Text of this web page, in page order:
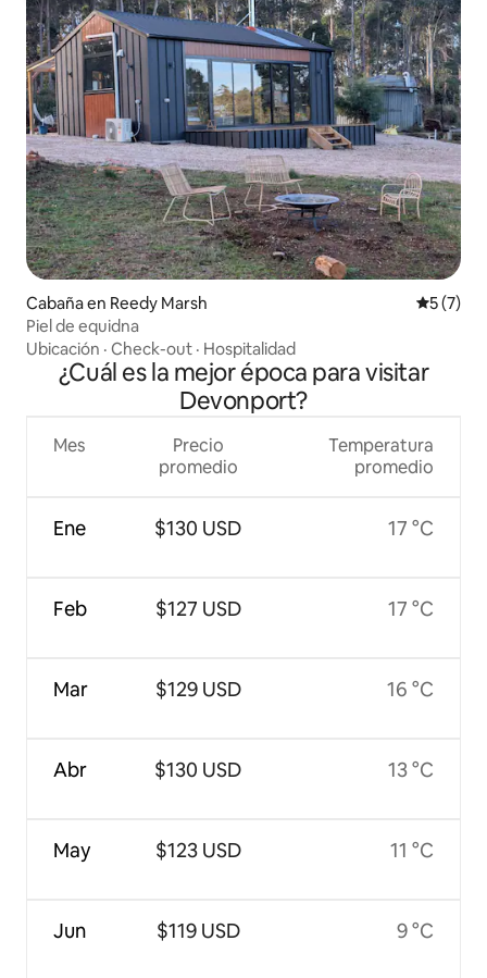
Cabaña en Reedy Marsh
5 (7)
Piel de equidna
Ubicación · Check-out · Hospitalidad
¿Cuál es la mejor época para visitar
Devonport?
Mes
Ene
Feb
Mar
Abr
May
Jun
Precio
promedio
$130 USD
$127 USD
$129 USD
$130 USD
$123 USD
$119 USD
Temperatura
promedio
17 °C
17 °C
16 °C
13 °C
11 °C
9 °C